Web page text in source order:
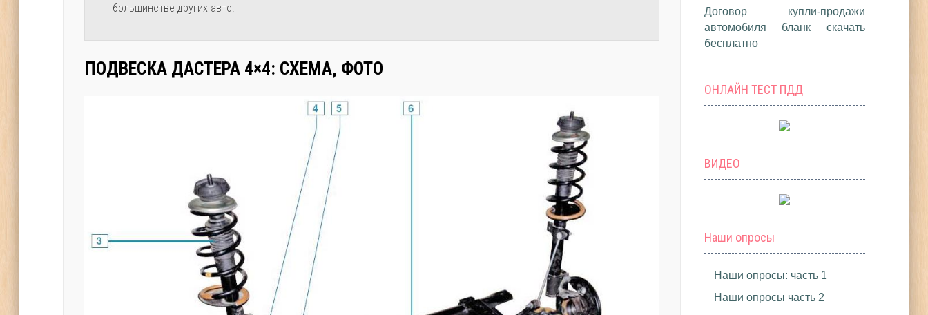
большинстве других авто.
ПОДВЕСКА ДАСТЕРА 4×4: СХЕМА, ФОТО
Договор купли-продажи
автомобиля бланк скачать
бесплатно
ОНЛАЙН ТЕСТ ПДД
ВИДЕО
Наши опросы
Наши опросы: часть 1
Наши опросы часть 2